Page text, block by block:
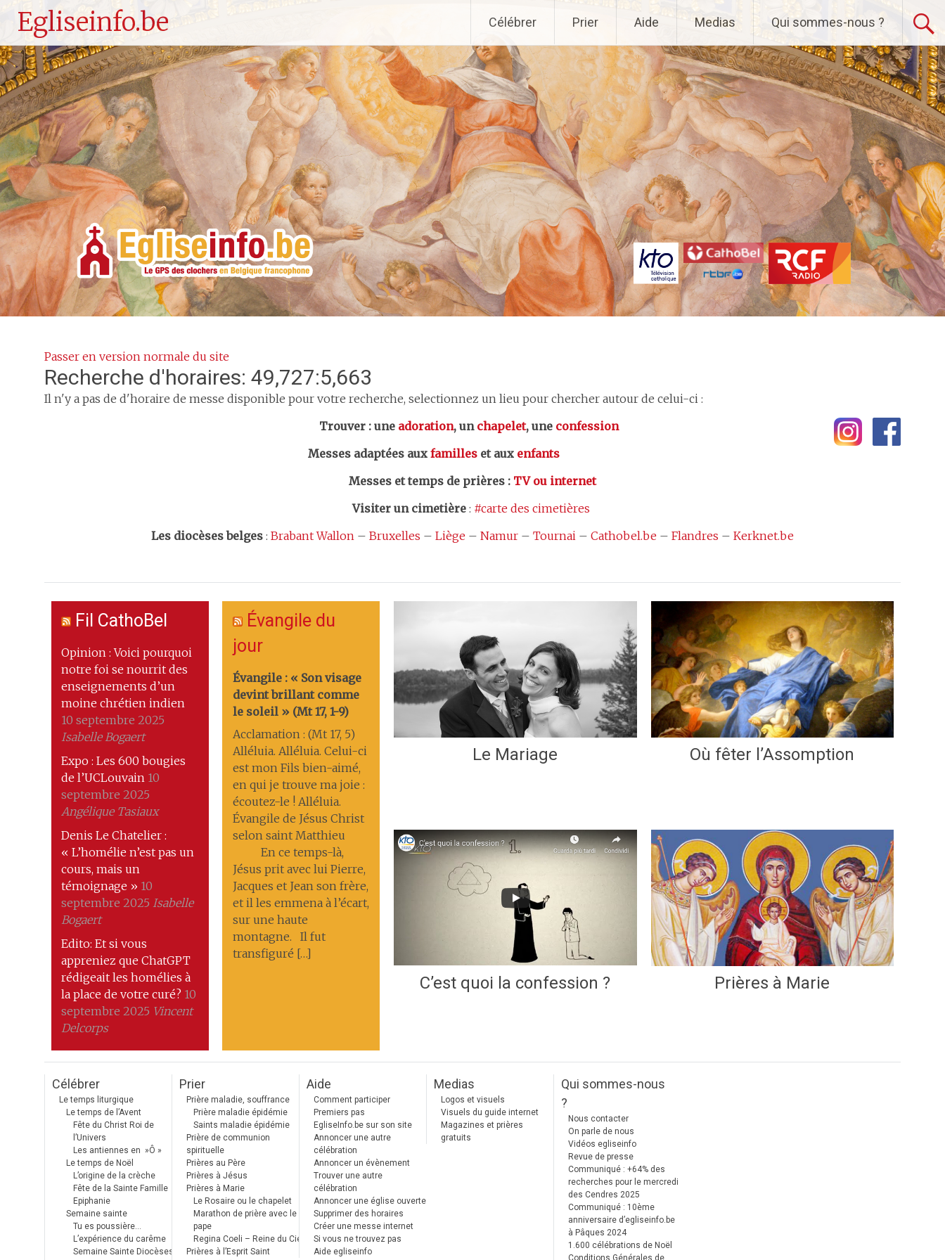
Egliseinfo.be
au
principal
Célébrer Prier Aide Medias Qui sommes-nous ?
Passer en version normale du site
Recherche d'horaires: 49,727:5,663
Il n'y a pas de d'horaire de messe disponible pour votre recherche, selectionnez un lieu pour chercher autour de celui-ci :
Trouver : une adoration, un chapelet, une confession
Messes adaptées aux familles et aux enfants
Messes et temps de prières : TV ou internet
Visiter un cimetière : #carte des cimetières
Les diocèses belges : Brabant Wallon – Bruxelles – Liège – Namur – Tournai – Cathobel.be – Flandres – Kerknet.be
Fil CathoBel
Opinion : Voici pourquoi
notre foi se nourrit des
enseignements d’un
moine chrétien indien
10 septembre 2025
Isabelle Bogaert
Expo : Les 600 bougies
de l’UCLouvain 10
septembre 2025
Angélique Tasiaux
Denis Le Chatelier :
« L’homélie n’est pas un
cours, mais un
témoignage » 10
septembre 2025 Isabelle
Bogaert
Edito: Et si vous
appreniez que ChatGPT
rédigeait les homélies à
la place de votre curé? 10
septembre 2025 Vincent
Delcorps
Évangile du
jour
Évangile : « Son visage
devint brillant comme
le soleil » (Mt 17, 1-9)
Acclamation : (Mt 17, 5)
Alléluia. Alléluia. Celui-ci
est mon Fils bien-aimé,
en qui je trouve ma joie :
écoutez-le ! Alléluia.
Évangile de Jésus Christ
selon saint Matthieu
En ce temps-là,
Jésus prit avec lui Pierre,
Jacques et Jean son frère,
et il les emmena à l’écart,
sur une haute
montagne. Il fut
transfiguré […]
Le Mariage Où fêter l’Assomption
C’est quoi la confession ? Prières à Marie
Célébrer
Le temps liturgique
Le temps de l’Avent
Fête du Christ Roi de
l’Univers
Les antiennes en »Ô »
Le temps de Noël
L’origine de la crèche
Fête de la Sainte Famille
Epiphanie
Semaine sainte
Tu es poussière…
L’expérience du carême
Semaine Sainte Diocèses
Prier
Prière maladie, souffrance
Prière maladie épidémie
Saints maladie épidémie
Prière de communion
spirituelle
Prières au Père
Prières à Jésus
Prières à Marie
Le Rosaire ou le chapelet
Marathon de prière avec le
pape
Regina Coeli – Reine du Ciel
Prières à l’Esprit Saint
Aide
Comment participer
Premiers pas
EgliseInfo.be sur son site
Annoncer une autre
célébration
Annoncer un évènement
Trouver une autre
célébration
Annoncer une église ouverte
Supprimer des horaires
Créer une messe internet
Si vous ne trouvez pas
Aide egliseinfo
Medias
Logos et visuels
Visuels du guide internet
Magazines et prières
gratuits
Qui sommes-nous
?
Nous contacter
On parle de nous
Vidéos egliseinfo
Revue de presse
Communiqué : +64% des
recherches pour le mercredi
des Cendres 2025
Communiqué : 10ème
anniversaire d’egliseinfo.be
à Pâques 2024
1.600 célébrations de Noël
Conditions Générales de